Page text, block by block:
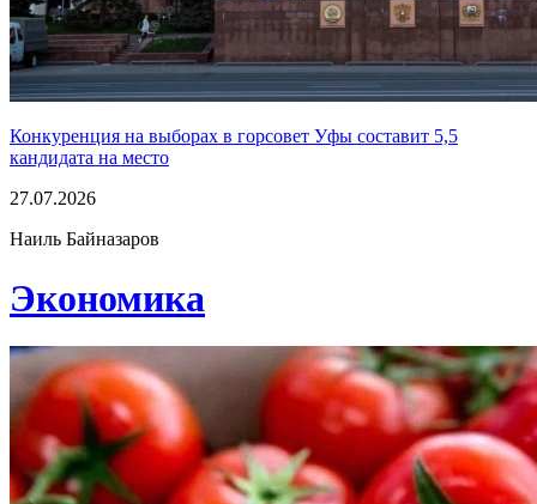
Конкуренция на выборах в горсовет Уфы составит 5,5
кандидата на место
27.07.2026
Наиль Байназаров
Экономика